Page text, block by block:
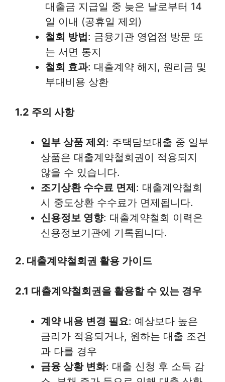
대출금 지급일 중 늦은 날로부터 14
일 이내 (공휴일 제외)
철회 방법: 금융기관 영업점 방문 또
는 서면 통지
철회 효과: 대출계약 해지, 원리금 및
부대비용 상환
1.2 주의 사항
일부 상품 제외: 주택담보대출 중 일부
상품은 대출계약철회권이 적용되지
않을 수 있습니다.
조기상환 수수료 면제: 대출계약철회
시 중도상환 수수료가 면제됩니다.
신용정보 영향: 대출계약철회 이력은
신용정보기관에 기록됩니다.
2. 대출계약철회권 활용 가이드
2.1 대출계약철회권을 활용할 수 있는 경우
계약 내용 변경 필요: 예상보다 높은
금리가 적용되거나, 원하는 대출 조건
과 다를 경우
금융 상황 변화: 대출 신청 후 소득 감